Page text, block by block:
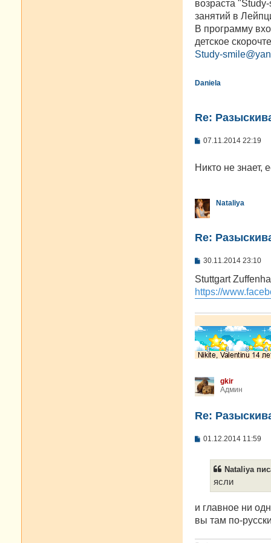
и
е
возраста
занятий в
В программу
детское
Study-
Daniela
Re:
С
б
и
е
07.11.2014 22:19
Никто не знает,
Nataliya
Re:
С
о
щ
н
е
30.11.2014 23:10
Stuttgart
https://
gkir
Админ
Re:
С
е
01.12.2014 11:59
Nataliya
ясли
и главное ни
вы там по-